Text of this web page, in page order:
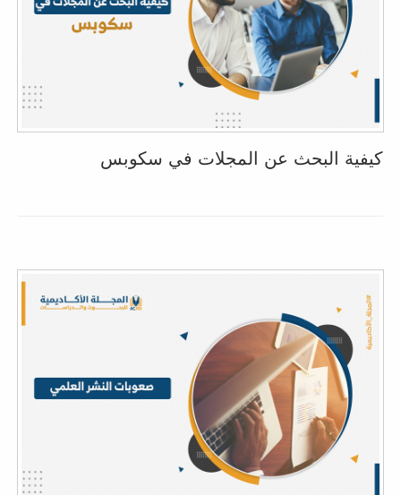
كيفية البحث عن المجلات في سكوبس